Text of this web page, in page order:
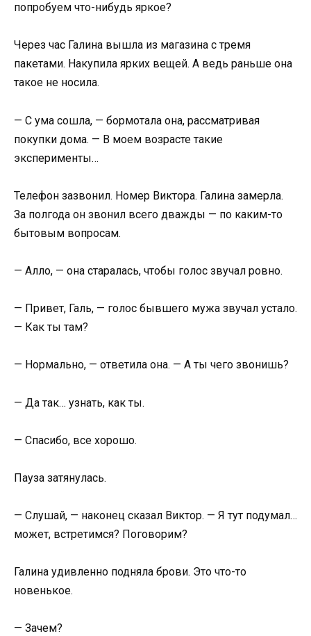
попробуем что-нибудь яркое?
Через час Галина вышла из магазина с тремя
пакетами. Накупила ярких вещей. А ведь раньше она
такое не носила.
— С ума сошла, — бормотала она, рассматривая
покупки дома. — В моем возрасте такие
эксперименты…
Телефон зазвонил. Номер Виктора. Галина замерла.
За полгода он звонил всего дважды — по каким-то
бытовым вопросам.
— Алло, — она старалась, чтобы голос звучал ровно.
— Привет, Галь, — голос бывшего мужа звучал устало.
— Как ты там?
— Нормально, — ответила она. — А ты чего звонишь?
— Да так… узнать, как ты.
— Спасибо, все хорошо.
Пауза затянулась.
— Слушай, — наконец сказал Виктор. — Я тут подумал…
может, встретимся? Поговорим?
Галина удивленно подняла брови. Это что-то
новенькое.
— Зачем?